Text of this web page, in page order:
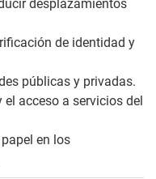
desplazamientos
de identidad y
públicas y privadas.
acceso a servicios del
en los